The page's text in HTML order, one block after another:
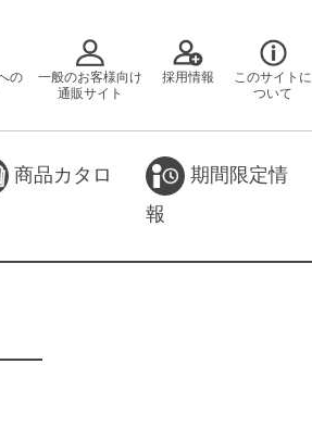
の
一般のお客様向け
通販サイト
採用情報
このサイトに
ついて
商品カタロ
期間限定情
報